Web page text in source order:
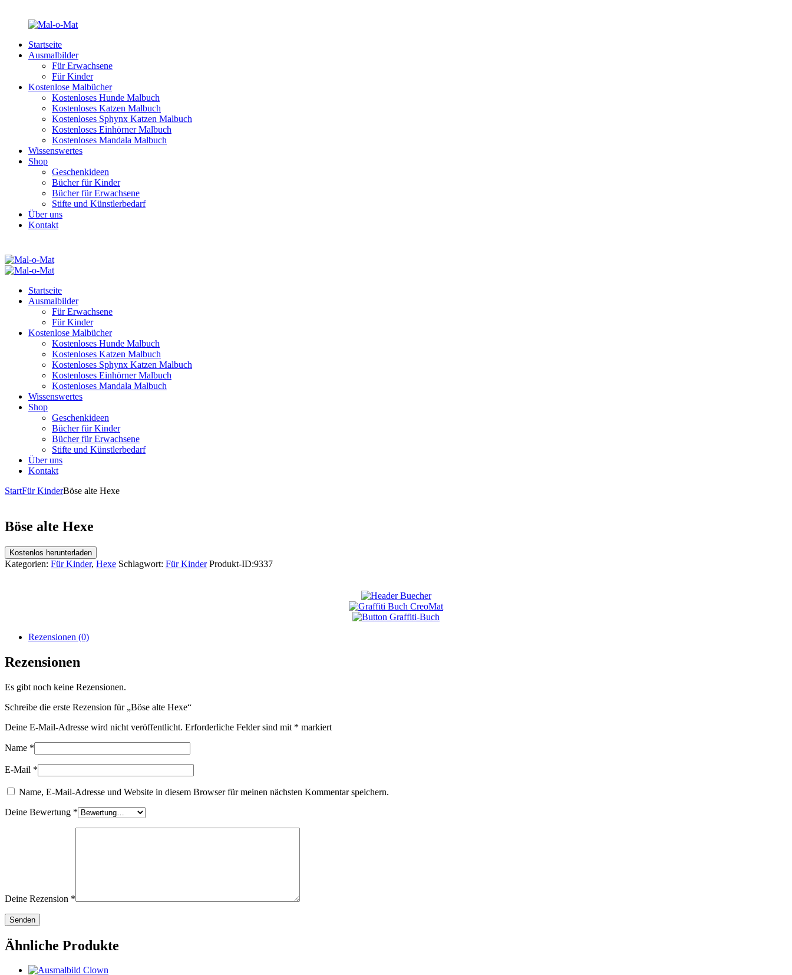
Startseite
Ausmalbilder
Für Erwachsene
Für Kinder
Kostenlose Malbücher
Kostenloses Hunde Malbuch
Kostenloses Katzen Malbuch
Kostenloses Sphynx Katzen Malbuch
Kostenloses Einhörner Malbuch
Kostenloses Mandala Malbuch
Wissenswertes
Shop
Geschenkideen
Bücher für Kinder
Bücher für Erwachsene
Stifte und Künstlerbedarf
Über uns
Kontakt
Startseite
Ausmalbilder
Für Erwachsene
Für Kinder
Kostenlose Malbücher
Kostenloses Hunde Malbuch
Kostenloses Katzen Malbuch
Kostenloses Sphynx Katzen Malbuch
Kostenloses Einhörner Malbuch
Kostenloses Mandala Malbuch
Wissenswertes
Shop
Geschenkideen
Bücher für Kinder
Bücher für Erwachsene
Stifte und Künstlerbedarf
Über uns
Kontakt
StartFür KinderBöse alte Hexe
Böse alte Hexe
Kostenlos herunterladen
Kategorien: Für Kinder, Hexe Schlagwort: Für Kinder Produkt-ID:9337
Rezensionen (0)
Rezensionen
Es gibt noch keine Rezensionen.
Schreibe die erste Rezension für „Böse alte Hexe“
Deine E-Mail-Adresse wird nicht veröffentlicht. Erforderliche Felder sind mit * markiert
Name *
E-Mail *
Name, E-Mail-Adresse und Website in diesem Browser für meinen nächsten Kommentar speichern.
Deine Bewertung *
Deine Rezension *
Ähnliche Produkte